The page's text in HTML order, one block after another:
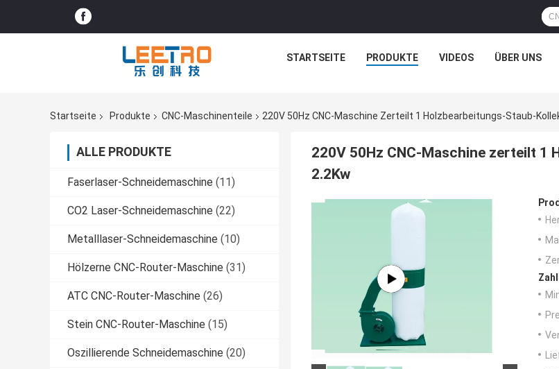
STARTSEITE PRODUKTE VIDEOS ÜBER UNS
Startseite Produkte CNC-Maschinenteile 220V 50Hz CNC-Maschine Zerteilt 1 Holzbearbeitungs-Staub-
ALLE PRODUKTE
Faserlaser-Schneidemaschine (11)
CO2 Laser-Schneidemaschine (22)
Metalllaser-Schneidemaschine (10)
Hölzerne CNC-Router-Maschine (31)
ATC CNC-Router-Maschine (26)
Stein CNC-Router-Maschine (15)
Oszillierende Schneidemaschine (20)
220V 50Hz CNC-Maschine zerteilt 1
2.2Kw